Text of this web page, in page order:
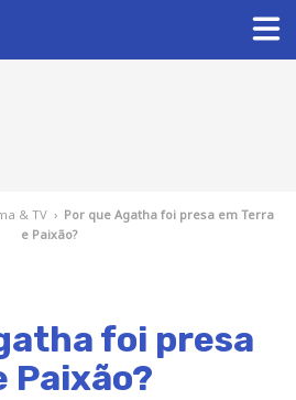
& TV › Por que Agatha foi presa em Terra
e Paixão?
foi presa
Paixão?